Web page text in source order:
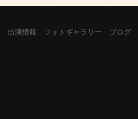
出演情報 フォトギャラリー ブログ